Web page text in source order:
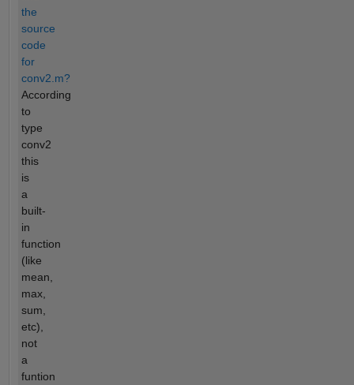
the
source
code
for
conv2.m?
According
to
type
conv2
this
is
a
built-
in
function
(like
mean,
max,
sum,
etc),
not
a
funtion